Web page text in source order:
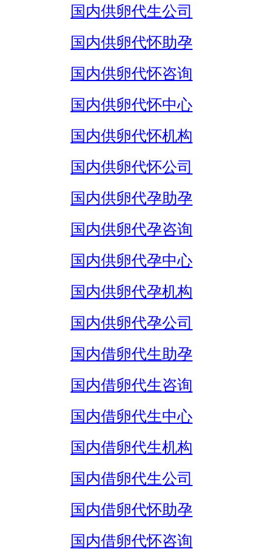
国内供卵代生公司
国内供卵代怀助孕
国内供卵代怀咨询
国内供卵代怀中心
国内供卵代怀机构
国内供卵代怀公司
国内供卵代孕助孕
国内供卵代孕咨询
国内供卵代孕中心
国内供卵代孕机构
国内供卵代孕公司
国内借卵代生助孕
国内借卵代生咨询
国内借卵代生中心
国内借卵代生机构
国内借卵代生公司
国内借卵代怀助孕
国内借卵代怀咨询